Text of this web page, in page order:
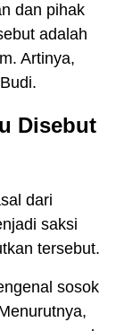
dan pihak
adalah
Artinya,
Disebut
dari
saksi
tersebut.
sosok